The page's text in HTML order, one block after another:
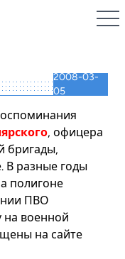
2008-03-
05
, офицера
бригады,
В разные годы
полигоне
ПВО
на военной
на сайте